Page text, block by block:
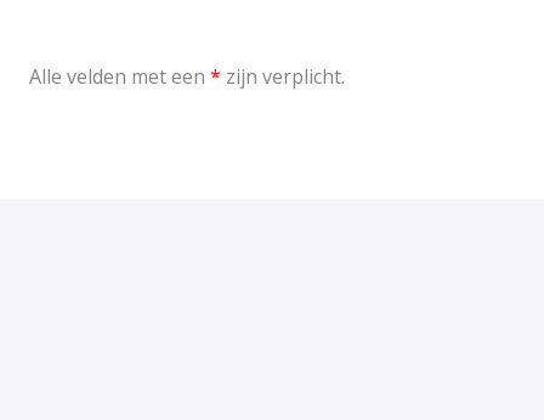
Alle velden met een * zijn verplicht.